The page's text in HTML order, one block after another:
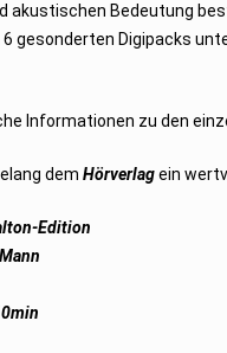
akustischen Bedeutung
6 gesonderten Digipacks
Informationen zu den
demHörverlagein
Edition